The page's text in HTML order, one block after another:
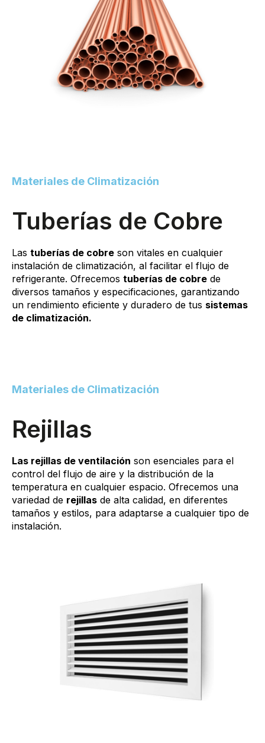
Materiales de Climatización
Tuberías de Cobre
Las tuberías de cobre son vitales en cualquier
instalación de climatización, al facilitar el flujo de
refrigerante. Ofrecemos tuberías de cobre de
diversos tamaños y especificaciones, garantizando
un rendimiento eficiente y duradero de tus sistemas
de climatización.
Materiales de Climatización
Rejillas
Las rejillas de ventilación son esenciales para el
control del flujo de aire y la distribución de la
temperatura en cualquier espacio. Ofrecemos una
variedad de rejillas de alta calidad, en diferentes
tamaños y estilos, para adaptarse a cualquier tipo de
instalación.